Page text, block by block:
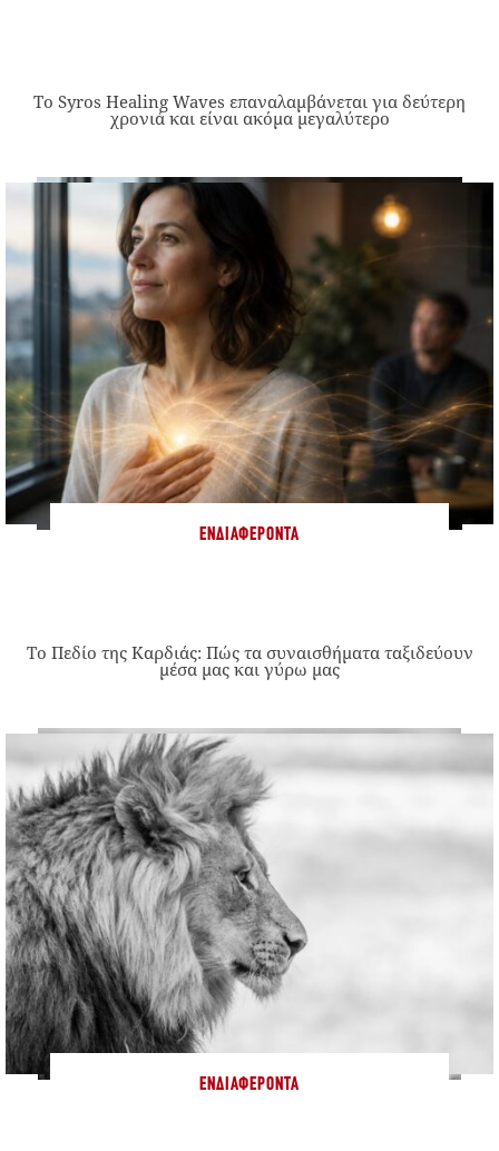
Το Syros Healing Waves επαναλαμβάνεται για δεύτερη
χρονιά και είναι ακόμα μεγαλύτερο
ΕΝΔΙΑΦΈΡΟΝΤΑ
Το Πεδίο της Καρδιάς: Πώς τα συναισθήματα ταξιδεύουν
μέσα μας και γύρω μας
ΕΝΔΙΑΦΈΡΟΝΤΑ